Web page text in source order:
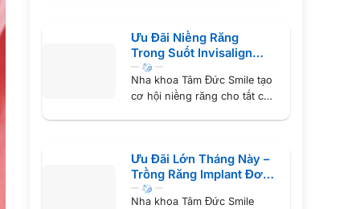
Ưu Đãi Niềng Răng
Trong Suốt Invisalign
Chỉ Từ 24 Triệu
Nha khoa Tâm Đức Smile tạo
cơ hội niềng răng cho tất cả
Ưu Đãi Lớn Tháng Này –
Trồng Răng Implant Đơn
Lẻ Chỉ Từ 5 Triệu
Nha khoa Tâm Đức Smile